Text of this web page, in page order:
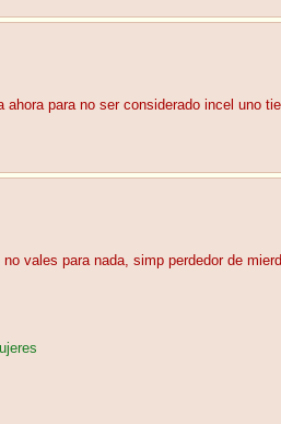
para no ser considerado incel uno
vales para nada, simp perdedor de